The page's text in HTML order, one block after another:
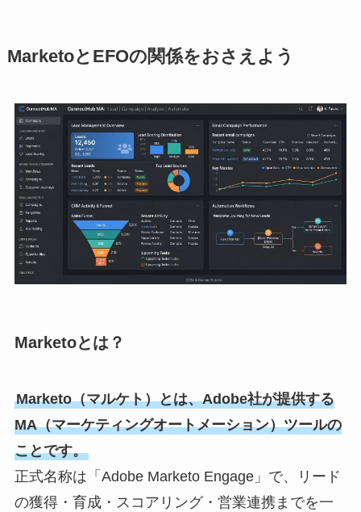
MarketoとEFOの関係をおさえよう
Marketoとは？
Marketo（マルケト）とは、Adobe社が提供する
MA（マーケティングオートメーション）ツールの
ことです。
正式名称は「Adobe Marketo Engage」で、リード
の獲得・育成・スコアリング・営業連携までを一